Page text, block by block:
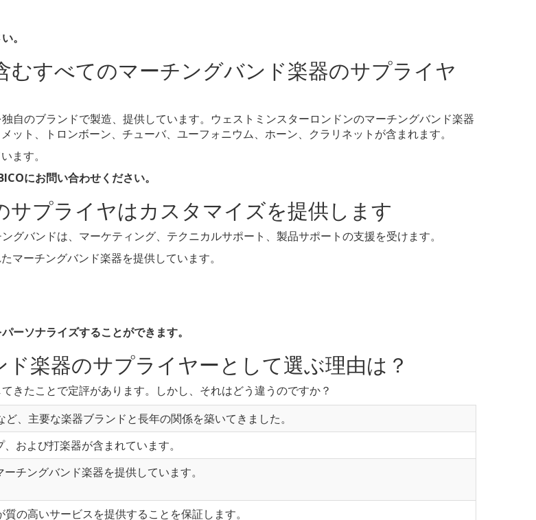
。
すべてのマーチングバンド楽器のサプライヤ
自のブランドで製造、提供しています。ウェストミンスターロンドンのマーチングバンド楽器
ト、トロンボーン、チューバ、ユーフォニウム、ホーン、クラリネットが含まれます。
ます。
にお問い合わせください。
プライヤはカスタマイズを提供します
グバンドは、マーケティング、テクニカルサポート、製品サポートの支援を受けます。
マーチングバンド楽器を提供しています。
ーソナライズすることができます。
楽器のサプライヤーとして選ぶ理由は？
きたことで定評があります。しかし、それはどう違うのですか？
、主要な楽器ブランドと長年の関係を築いてきました。
および打楽器が含まれています。
チングバンド楽器を提供しています。
の高いサービスを提供することを保証します。